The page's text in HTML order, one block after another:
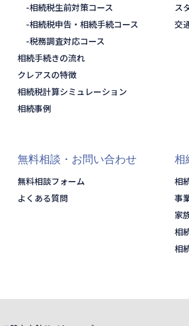
相続税生前対策コース
相続税申告・相続手続コース
税務調査対応コース
相続手続きの流れ
クレアスの特徴
相続税計算シミュレーション
相続事例
ス
交
無料相談・お問い合わせ
無料相談フォーム
よくある質問
相
相
事
家
相
相